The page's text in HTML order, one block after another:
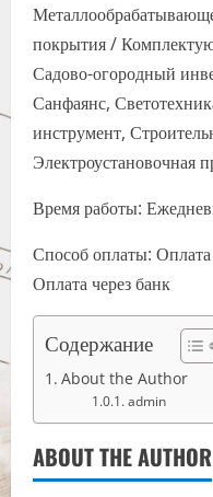
покрытия /
Садово-огородный
Санфаянс,
инструмент,
Электроустановочная
Время работы:
Способ оплаты:
Оплата через банк
Содержание
About the Author
admin
ABOUT THE AUTHOR